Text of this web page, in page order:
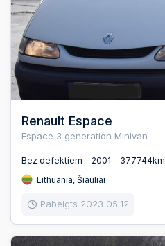
Renault Espace
Espace 3 generation Minivan
Bez defektiem 2001 377744km
Lithuania, Šiauliai
Pabeigts 2023.05.12